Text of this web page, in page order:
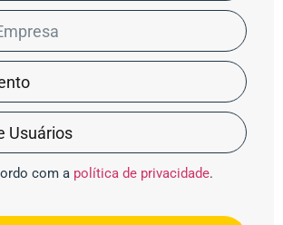
com a política de privacidade.